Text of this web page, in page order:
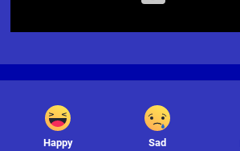
Happy Sad